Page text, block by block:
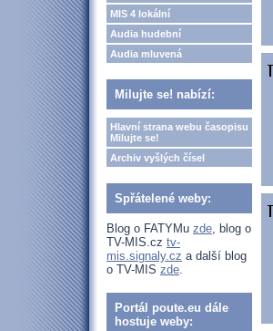
MIS 4 lokální
Audia hudební
Audia mluvená
Milujte se! nabízí:
Hlavní strana webu časopisu
Milujte se!
Archiv vyšlých čísel
Spřátelené weby:
Blog o FATYMu zde, blog o
TV-MIS.cz tv-
mis.signaly.cz a další blog
o TV-MIS zde.
Portál poute.eu dále
hostuje weby: